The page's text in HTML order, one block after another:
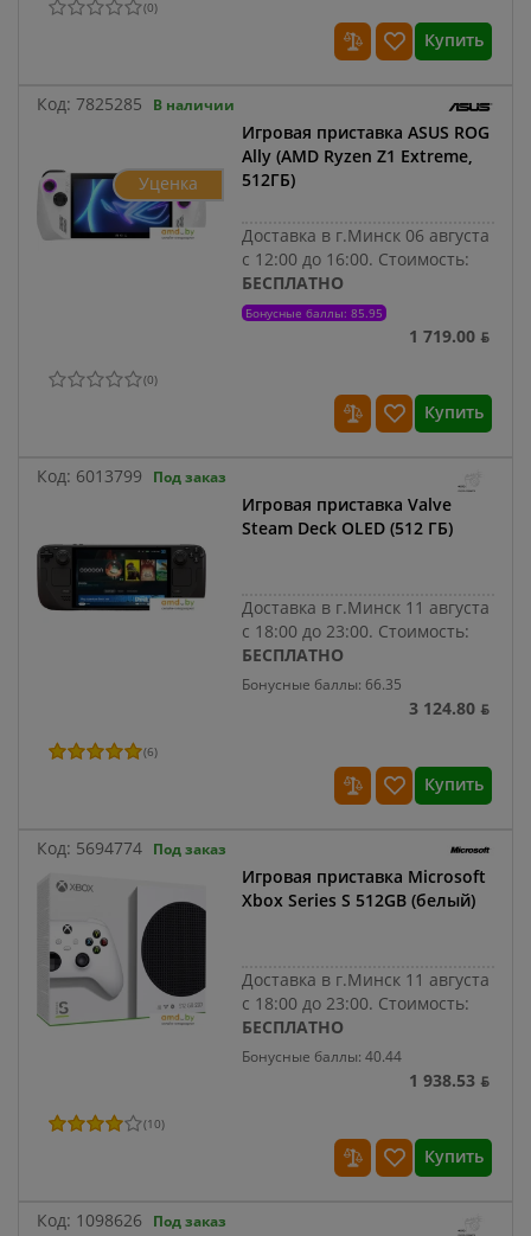
(0)
Купить
Код: 7825285 В наличии
Уценка
Игровая приставка ASUS ROG
Ally (AMD Ryzen Z1 Extreme,
512ГБ)
Доставка в г.Минск 06 августа
с 12:00 до 16:00. Стоимость:
БЕСПЛАТНО
Бонусные баллы: 85.95
1 719.00 ƃ
(0)
Купить
Код: 6013799 Под заказ
Игровая приставка Valve
Steam Deck OLED (512 ГБ)
Доставка в г.Минск 11 августа
с 18:00 до 23:00. Стоимость:
БЕСПЛАТНО
Бонусные баллы: 66.35
3 124.80 ƃ
(6)
Купить
Код: 5694774 Под заказ
Игровая приставка Microsoft
Xbox Series S 512GB (белый)
Доставка в г.Минск 11 августа
с 18:00 до 23:00. Стоимость:
БЕСПЛАТНО
Бонусные баллы: 40.44
1 938.53 ƃ
(10)
Купить
Код: 1098626 Под заказ